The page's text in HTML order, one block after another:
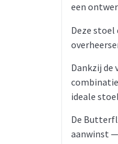
een
Deze
Dankzij de
ideale
De
aanwinst